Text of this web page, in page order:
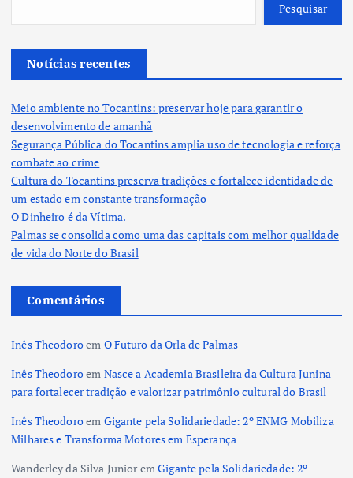
Pesquisar
Notícias recentes
Meio ambiente no Tocantins: preservar hoje para garantir o
desenvolvimento de amanhã
Segurança Pública do Tocantins amplia uso de tecnologia e reforça
combate ao crime
Cultura do Tocantins preserva tradições e fortalece identidade de
um estado em constante transformação
O Dinheiro é da Vítima.
Palmas se consolida como uma das capitais com melhor qualidade
de vida do Norte do Brasil
Comentários
Inês Theodoroem O Futuro da Orla de Palmas
Inês Theodoroem Nasce a Academia Brasileira da Cultura Junina
para fortalecer tradição e valorizar patrimônio cultural do Brasil
Inês Theodoroem Gigante pela Solidariedade: 2º ENMG Mobiliza
Milhares e Transforma Motores em Esperança
Wanderley da Silva JunioremGigante pela Solidariedade: 2º